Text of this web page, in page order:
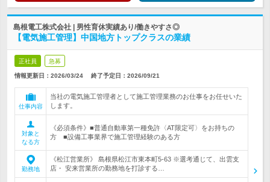
島根電工株式会社 | 男性育休実績あり/働きやすさ◎
【電気施工管理】中国地方トップクラスの業績
正社員 急募
情報更新日：2026/03/24 終了予定日： 2026/09/21
仕事内容
当社の電気施工管理者として施工管理業務のお仕事をお任せいた
します。
対象と
なる方
《必須条件》■普通自動車第一種免許〈AT限定可〉をお持ちの
方 ■設備工事業界で施工管理経験のある方
勤務地
《松江営業所》 島根県松江市東本町5-63 ※選考通じて、出雲支
店・ 安来営業所の勤務地を打診する…